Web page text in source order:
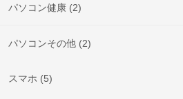
パソコン健康 (2)
パソコンその他 (2)
スマホ (5)